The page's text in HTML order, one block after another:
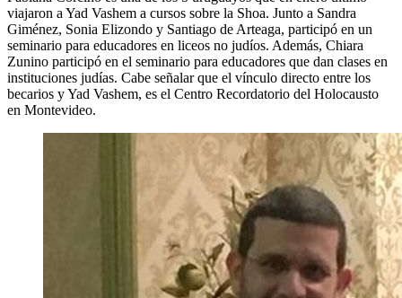
viajaron a Yad Vashem a cursos sobre la Shoa. Junto a Sandra
Giménez, Sonia Elizondo y Santiago de Arteaga, participó en un
seminario para educadores en liceos no judíos. Además, Chiara
Zunino participó en el seminario para educadores que dan clases en
instituciones judías. Cabe señalar que el vínculo directo entre los
becarios y Yad Vashem, es el Centro Recordatorio del Holocausto
en Montevideo.